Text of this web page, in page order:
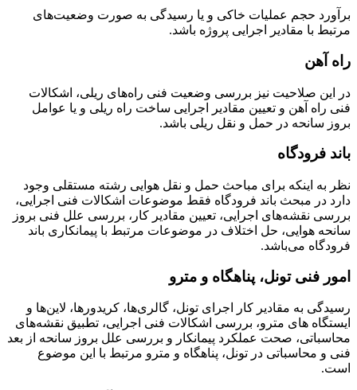
برآورد حجم عملیات خاکی و یا رسیدگی به صورت وضعیت‌های
مرتبط با مقادیر اجرایی پروژه باشد.
راه آهن
در این صلاحیت نیز بررسی وضعیت فنی راه‌های ریلی، اشکالات
فنی راه آهن و تعیین مقادیر اجرایی ساخت راه ریلی و یا عوامل
بروز سانحه در حمل و نقل ریلی باشد.
باند فرودگاه
نظر به اینکه برای مباحث حمل و نقل هوایی رشته مستقلی وجود
دارد در مبحث باند فرودگاه فقط موضوعات اشکالات فنی اجرایی،
بررسی نقشه‌های اجرایی، تعیین مقادیر کار، بررسی علل فنی بروز
سانحه هوایی، حل اختلاف در موضوعات مرتبط با پیمانکاری باند
فرودگاه می‌باشد.
امور فنی تونل، پناهگاه و مترو
رسیدگی به مقادیر کار اجرای تونل، گالری‌ها، کریدورها، لاین‌ها و
ایستگاه های مترو، بررسی اشکالات فنی اجرایی، تطبیق نقشه‌های
محاسباتی، صحت عملکرد پیمانکار و بررسی علل بروز سانحه از بعد
فنی و محاسباتی در تونل، پناهگاه و مترو مرتبط با این موضوع
است.